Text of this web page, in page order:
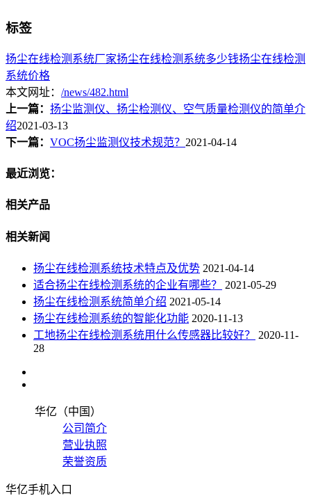
标签
扬尘在线检测系统厂家扬尘在线检测系统多少钱扬尘在线检测
系统价格
本文网址： /news/482.html
上一篇： 扬尘监测仪、扬尘检测仪、空气质量检测仪的简单介
绍2021-03-13
下一篇： VOC扬尘监测仪技术规范？ 2021-04-14
最近浏览：
相关产品
相关新闻
扬尘在线检测系统技术特点及优势 2021-04-14
适合扬尘在线检测系统的企业有哪些？
2021-05-29
扬尘在线检测系统简单介绍 2021-05-14
扬尘在线检测系统的智能化功能 2020-11-13
工地扬尘在线检测系统用什么传感器比较好？
2020-11-
28
华亿（中国）
公司简介
营业执照
荣誉资质
华亿手机入口